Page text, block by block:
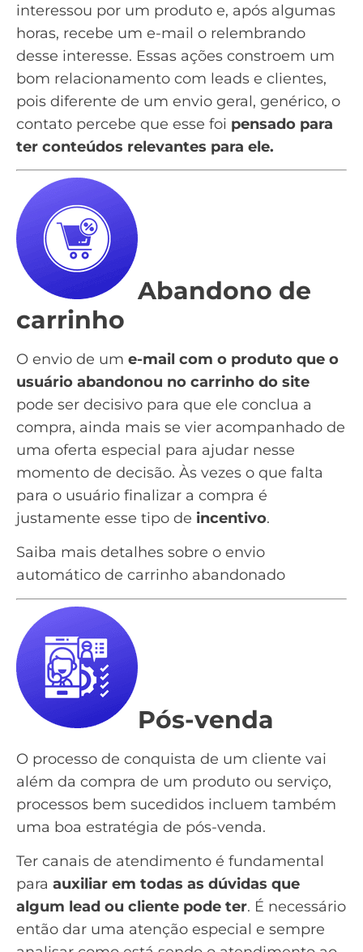
interessou por um produto e, após algumas
horas, recebe um e-mail o relembrando
desse interesse. Essas ações constroem um
bom relacionamento com leads e clientes,
pois diferente de um envio geral, genérico, o
contato percebe que esse foi pensado para
ter conteúdos relevantes para ele.
Abandono de
carrinho
O envio de um e-mail com o produto que o
usuário abandonou no carrinho do site
pode ser decisivo para que ele conclua a
compra, ainda mais se vier acompanhado de
uma oferta especial para ajudar nesse
momento de decisão. Às vezes o que falta
para o usuário finalizar a compra é
justamente esse tipo de incentivo.
Saiba mais detalhes sobre o envio
automático de carrinho abandonado
Pós-venda
O processo de conquista de um cliente vai
além da compra de um produto ou serviço,
processos bem sucedidos incluem também
uma boa estratégia de pós-venda.
Ter canais de atendimento é fundamental
para auxiliar em todas as dúvidas que
algum lead ou cliente pode ter. É necessário
então dar uma atenção especial e sempre